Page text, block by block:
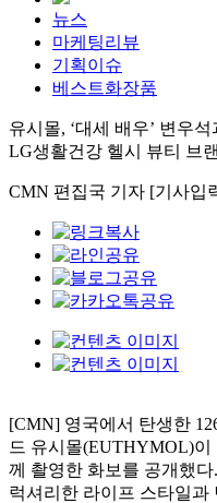
뉴스
마케팅리뷰
기획이슈
베스트화장품
유시몰, ‘대세 배우’ 변우
LG생활건강 헬시 뷰티 브
CMN 편집국 기자 [기사입
[CMN] 영국에서 탄생한
드 유시몰(EUTHYMOL)
께 촬영한 화보를 공개했
럭셔리한 라이프 스타일과